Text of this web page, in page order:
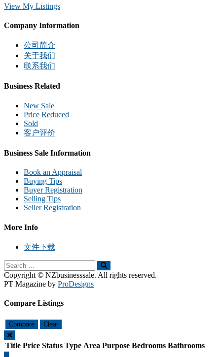
View My Listings
Company Information
公司简介
关于我们
联系我们
Business Related
New Sale
Price Reduced
Sold
客户评价
Business Sale Information
Book an Appraisal
Buying Tips
Buyer Registration
Selling Tips
Seller Registration
More Info
文件下载
Search
for:
Search
Copyright © NZbusinesssale. All rights reserved.
PT Magazine by ProDesigns
Compare Listings
Compare Clear
Title Price Status Type Area Purpose Bedrooms Bathrooms